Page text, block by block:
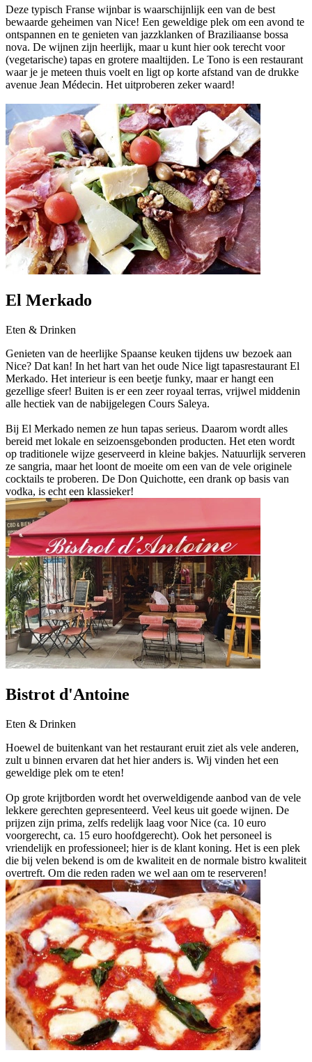
Deze typisch Franse wijnbar is waarschijnlijk een van de best
bewaarde geheimen van Nice! Een geweldige plek om een avond te
ontspannen en te genieten van jazzklanken of Braziliaanse bossa
nova. De wijnen zijn heerlijk, maar u kunt hier ook terecht voor
(vegetarische) tapas en grotere maaltijden. Le Tono is een restaurant
waar je je meteen thuis voelt en ligt op korte afstand van de drukke
avenue Jean Médecin. Het uitproberen zeker waard!
El Merkado
Eten & Drinken
Genieten van de heerlijke Spaanse keuken tijdens uw bezoek aan
Nice? Dat kan! In het hart van het oude Nice ligt tapasrestaurant El
Merkado. Het interieur is een beetje funky, maar er hangt een
gezellige sfeer! Buiten is er een zeer royaal terras, vrijwel middenin
alle hectiek van de nabijgelegen Cours Saleya.
Bij El Merkado nemen ze hun tapas serieus. Daarom wordt alles
bereid met lokale en seizoensgebonden producten. Het eten wordt
op traditionele wijze geserveerd in kleine bakjes. Natuurlijk serveren
ze sangria, maar het loont de moeite om een van de vele originele
cocktails te proberen. De Don Quichotte, een drank op basis van
vodka, is echt een klassieker!
Bistrot d'Antoine
Eten & Drinken
Hoewel de buitenkant van het restaurant eruit ziet als vele anderen,
zult u binnen ervaren dat het hier anders is. Wij vinden het een
geweldige plek om te eten!
Op grote krijtborden wordt het overweldigende aanbod van de vele
lekkere gerechten gepresenteerd. Veel keus uit goede wijnen. De
prijzen zijn prima, zelfs redelijk laag voor Nice (ca. 10 euro
voorgerecht, ca. 15 euro hoofdgerecht). Ook het personeel is
vriendelijk en professioneel; hier is de klant koning. Het is een plek
die bij velen bekend is om de kwaliteit en de normale bistro kwaliteit
overtreft. Om die reden raden we wel aan om te reserveren!